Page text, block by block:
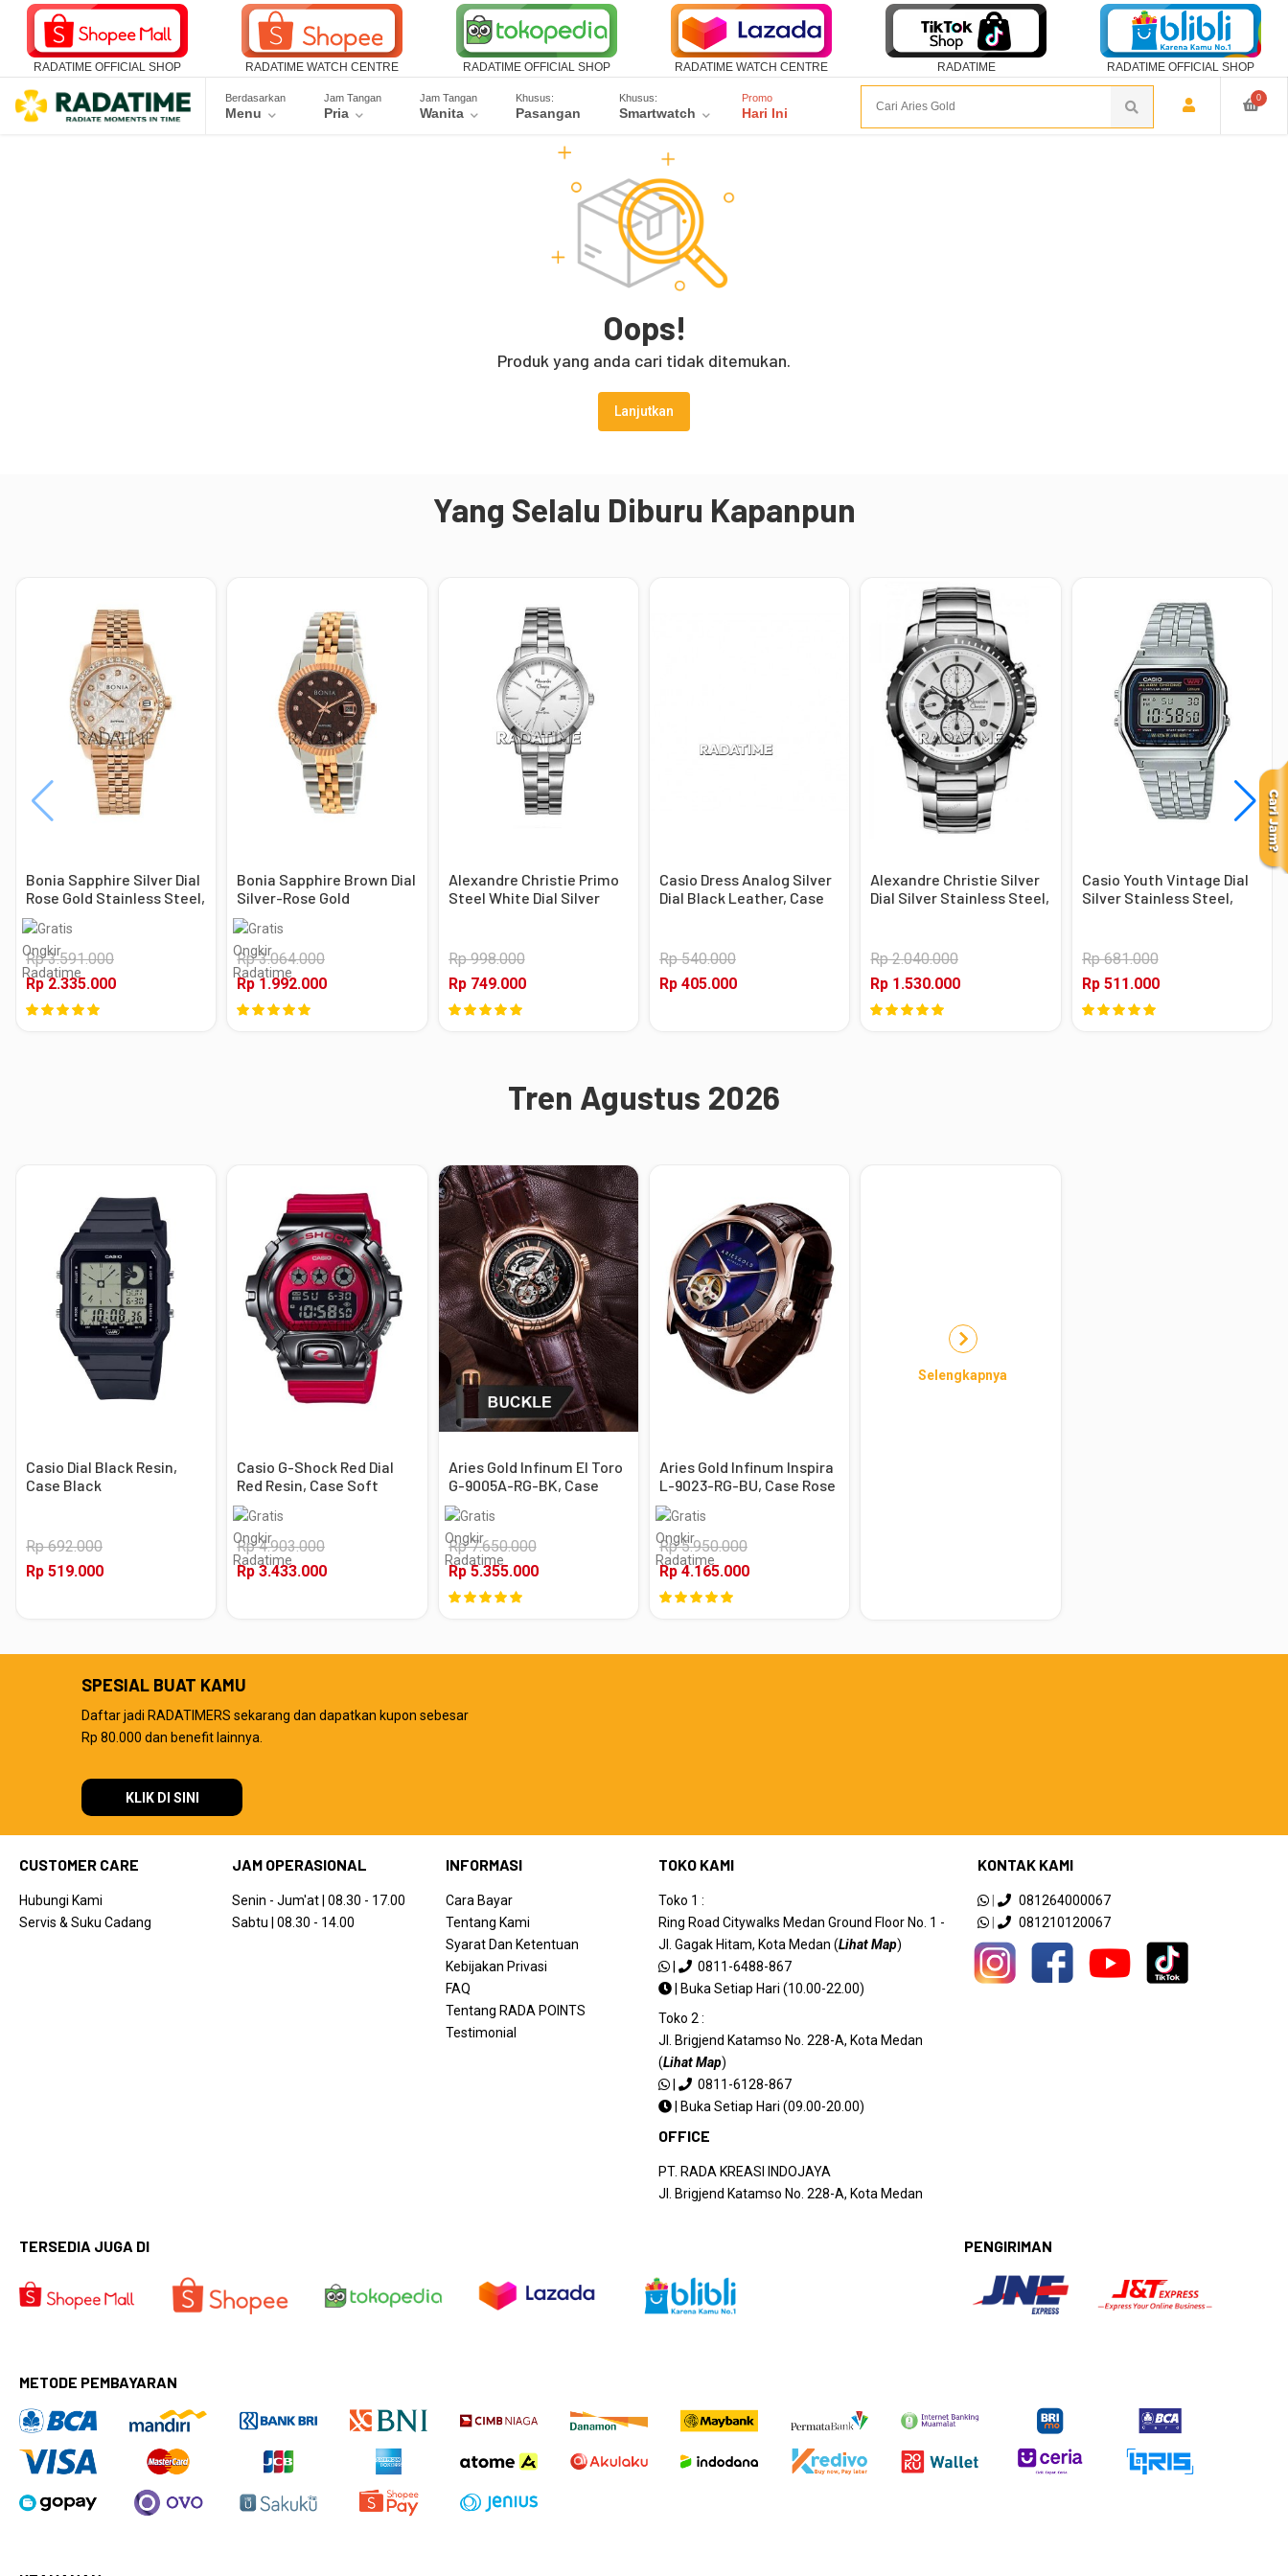
RADATIME OFFICIAL SHOP RADATIME WATCH CENTRE RADATIME OFFICIAL SHOP RADATIME WATCH CENTRE RADATIME RADATIME OFFICIAL SHOP
Berdasarkan
Menu
Jam Tangan
Pria
Jam Tangan
Wanita
Khusus:
Pasangan
Khusus:
Smartwatch
Promo
Hari Ini
0
Oops!
Produk yang anda cari tidak ditemukan.
Lanjutkan
Yang Selalu Diburu Kapanpun
Bonia Sapphire Silver Dial
Rose Gold Stainless Steel,
Case Rose Gold
Rp 3.591.000
Rp 2.335.000
Bonia Sapphire Brown Dial
Silver-Rose Gold
Stainless Steel, Case
Silver-Rose Gold
Rp 3.064.000
Rp 1.992.000
Alexandre Christie Primo
Steel White Dial Silver
Rp 998.000
Rp 749.000
Casio Dress Analog Silver
Dial Black Leather, Case
Rp 540.000
Rp 405.000
Alexandre Christie Silver
Dial Silver Stainless Steel,
Rp 2.040.000
Rp 1.530.000
Casio Youth Vintage Dial
Silver Stainless Steel,
Rp 681.000
Rp 511.000
Tren Agustus 2026
Casio Dial Black Resin,
Case Black
Rp 692.000
Rp 519.000
Casio G-Shock Red Dial
Red Resin, Case Soft
Black
Rp 4.903.000
Rp 3.433.000
Aries Gold Infinum El Toro
G-9005A-RG-BK, Case
Rose Gold
Rp 7.650.000
Rp 5.355.000
Aries Gold Infinum Inspira
L-9023-RG-BU, Case Rose
Gold
Rp 5.950.000
Rp 4.165.000
Selengkapnya
SPESIAL BUAT KAMU
Daftar jadi RADATIMERS sekarang dan dapatkan kupon sebesar
Rp 80.000 dan benefit lainnya.
KLIK DI SINI
CUSTOMER CARE
Hubungi Kami
Servis & Suku Cadang
JAM OPERASIONAL
Senin - Jum'at | 08.30 - 17.00
Sabtu | 08.30 - 14.00
INFORMASI
Cara Bayar
Tentang Kami
Syarat Dan Ketentuan
Kebijakan Privasi
FAQ
Tentang RADA POINTS
Testimonial
TOKO KAMI
Toko 1 :
Ring Road Citywalks Medan Ground Floor No. 1 -
Jl. Gagak Hitam, Kota Medan (Lihat Map)
|
0811-6488-867
|
Buka Setiap Hari (10.00-22.00)
Toko 2 :
Jl. Brigjend Katamso No. 228-A, Kota Medan
(Lihat Map)
|
0811-6128-867
|
Buka Setiap Hari (09.00-20.00)
OFFICE
PT. RADA KREASI INDOJAYA
Jl. Brigjend Katamso No. 228-A, Kota Medan
KONTAK KAMI
|
081264000067
|
081210120067
TERSEDIA JUGA DI PENGIRIMAN
METODE PEMBAYARAN